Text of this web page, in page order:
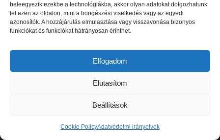
beleegyezik ezekbe a technológiákba, akkor olyan adatokat dolgozhatunk
fel ezen az oldalon, mint a böngészési viselkedés vagy az egyedi
azonosítók. A hozzájárulás elmulasztása vagy visszavonása bizonyos
funkciókat és funkciókat hátrányosan érinthet.
Elfogadom
Elutasítom
Beállítások
Cookie PolicyAdatvédelmi irányelvek
Privacy policy
Reservation
prices. The information on the website is for informational purposes only, we
Reservation